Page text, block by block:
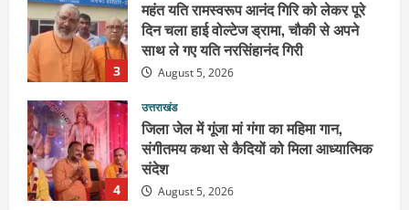
4
जिला जेल में गूंजा मां गंगा का महिमा गान,
संगीतमय कथा से कैदियों को मिला आध्यात्मिक
संदेश
August 5, 2026
5
उत्तराखंड
कांवड़ियों की सेवा में जुटा हरिद्वार-रूड़की
विकास प्राधिकरण, जलपान व प्रसाद वितरण
से जीता श्रद्धालुओं का दिल
August 5, 2026